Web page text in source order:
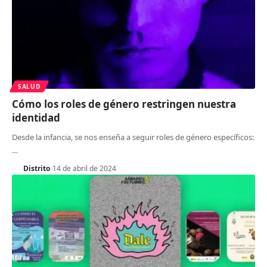
SALUD
Cómo los roles de género restringen nuestra
identidad
Desde la infancia, se nos enseña a seguir roles de género específicos:
…
Distrito 14 de abril de 2024